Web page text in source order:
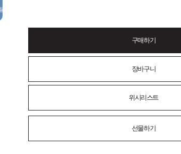
구매하기
장바구니
위시리스트
선물하기